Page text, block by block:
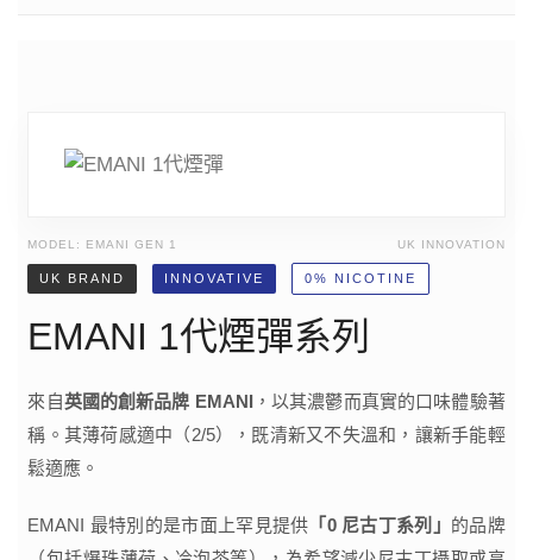
MODEL: EMANI GEN 1 UK INNOVATION
UK BRAND INNOVATIVE 0% NICOTINE
EMANI 1代煙彈系列
來自英國的創新品牌 EMANI，以其濃鬱而真實的口味體驗著
稱。其薄荷感適中（2/5），既清新又不失溫和，讓新手能輕
鬆適應。
EMANI 最特別的是市面上罕見提供 「0 尼古丁系列」 的品牌